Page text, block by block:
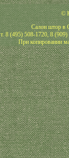
©
Салон штор в
т. 8 (495) 508-1720, 8
При копировании